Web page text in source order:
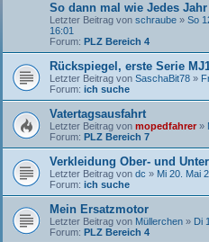
So dann mal wie Jedes
Letzter Beitrag von schraube » So
16:01
Forum: PLZ Bereich 4
Rückspiegel, erste Serie
Letzter Beitrag von SaschaBit78 »
Forum: ich suche
Vatertagsausfahrt
Letzter Beitrag von mopedfahrer »
Forum: PLZ Bereich 7
Verkleidung Ober- und
Letzter Beitrag von dc » Mi 20. Mai
Forum: ich suche
Mein Ersatzmotor
Letzter Beitrag von Müllerchen » Di
Forum: PLZ Bereich 4